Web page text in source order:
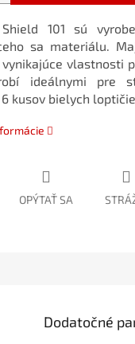
Shield 101 sú
sa materiálu.
vlastnosti
ideálnymi pre
kusov bielych
OPÝTAŤ SA
Dodatočné